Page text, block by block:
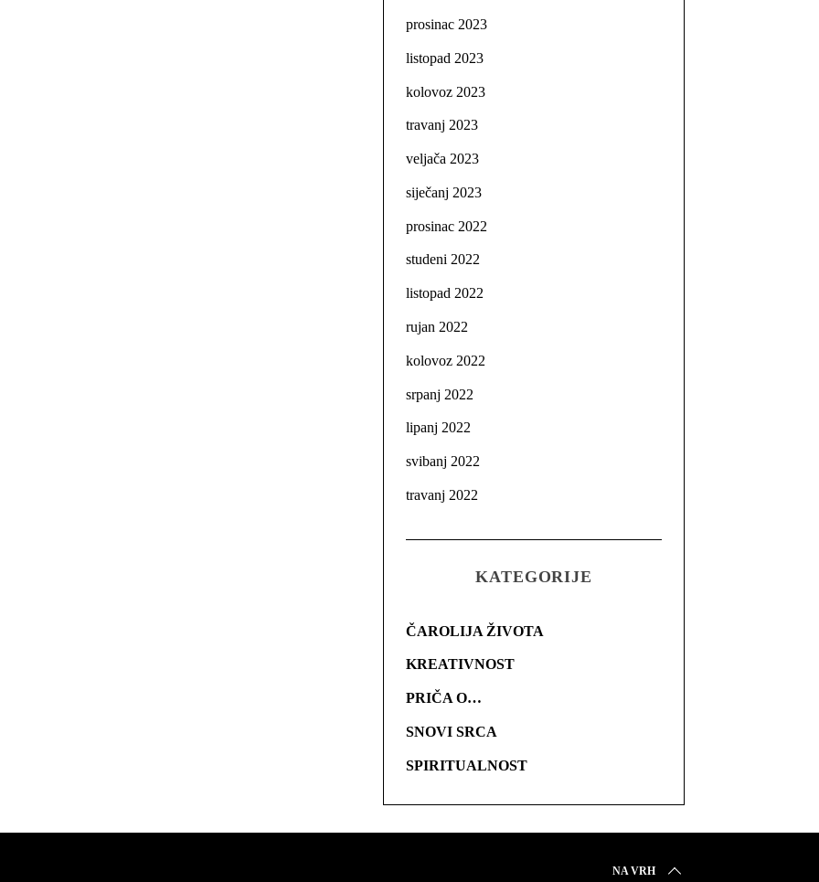
prosinac 2023
listopad 2023
kolovoz 2023
travanj 2023
veljača 2023
siječanj 2023
prosinac 2022
studeni 2022
listopad 2022
rujan 2022
kolovoz 2022
srpanj 2022
lipanj 2022
svibanj 2022
travanj 2022
KATEGORIJE
ČAROLIJA ŽIVOTA
KREATIVNOST
PRIČA O…
SNOVI SRCA
SPIRITUALNOST
NA VRH